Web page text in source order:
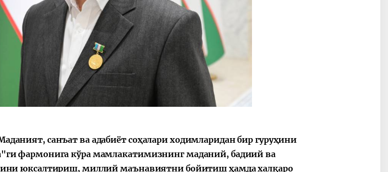
санъат ва адабиёт соҳалари ходимларидан бир гуруҳини
фармонига кўра мамлакатимизнинг маданий, бадиий ва
юксалтириш, миллий маънавиятни бойитиш ҳамда халқаро